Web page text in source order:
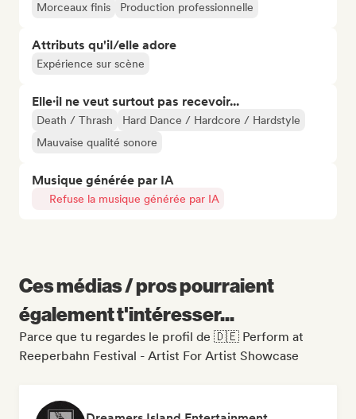
Morceaux finis Production professionnelle
Attributs qu'il/elle adore
Expérience sur scène
Elle·il ne veut surtout pas recevoir...
Death / Thrash
Hard Dance / Hardcore / Hardstyle
Mauvaise qualité sonore
Musique générée par IA
Refuse la musique générée par IA
Ces médias / pros pourraient
également t'intéresser...
Parce que tu regardes le profil de 🇩🇪 Perform at
Reeperbahn Festival - Artist For Artist Showcase